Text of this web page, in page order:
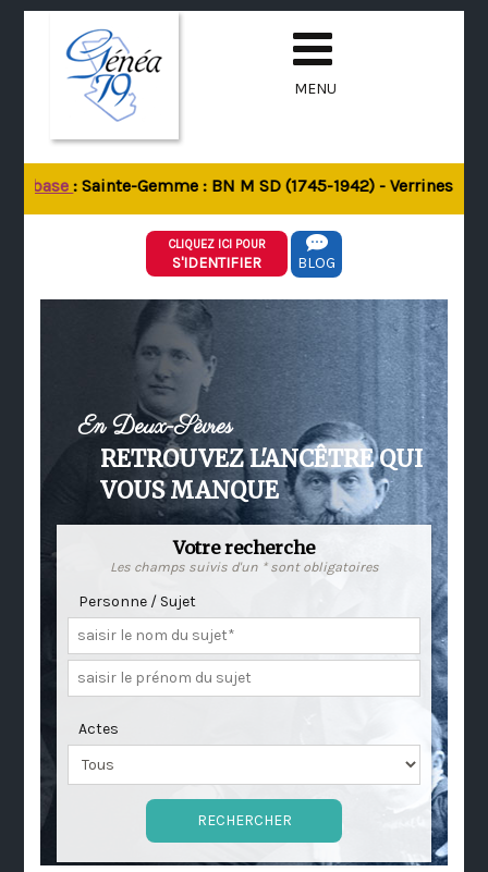
MENU
base: Sainte-Gemme : BN M SD (1745-1942) - Verrines-
CLIQUEZ ICI POUR
S'IDENTIFIER BLOG
En Deux-Sèvres
RETROUVEZ L'ANCÊTRE QUI
VOUS MANQUE
Votre recherche
Les champs suivis d'un * sont obligatoires
Personne / Sujet
Actes